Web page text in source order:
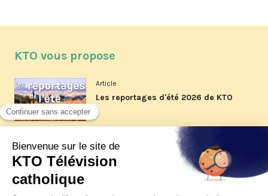
KTO vous propose
Article
Les reportages d'été 2026 de KTO
La visite pastorale du pape Léon
XIV à Assise à suivre sur KTO le
jeudi 6 août